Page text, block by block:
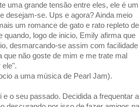
uma grande tensão entre eles, ele é um
desejam-se. Ups e agora? Ainda meio
um romance de gato e rato repleto de
logo de inicio, Emily afirma que
desmarcando-se assim com facilidade
não goste de mim e me trate mal
ele".
a uma música de Pearl Jam).
o seu passado. Decidida a frequentar a